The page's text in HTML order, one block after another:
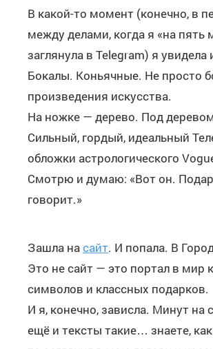
В какой-то момент (конечно, в
между делами, когда я «на пять
заглянула в Telegram) я увидела
Бокалы. Коньячные. Не просто
произведения искусства.
На ножке — дерево. Под
Сильный, гордый, идеальный
обложки астрологического
Смотрю и думаю: «Вот он.
говорит.»
Зашла насайт. И попала. В
Это не сайт — это портал в мир
символов и классных подарков.
И я, конечно, зависла. Минут на
ещё и тексты такие… знаете,